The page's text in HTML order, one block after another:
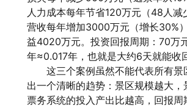
人力成本每年节省120万元（48人减
营收每年增加3000万元（增长30%
益4020万元。投资回报周期：70万
年≈0.017年，也就是大约6天就能收
这三个案例虽然不能代表所有景
出一个清晰的趋势：景区规模越大，
票务系统的投入产出比越高，回报周